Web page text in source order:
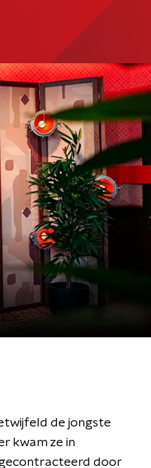
de jongste
kwam ze in
door